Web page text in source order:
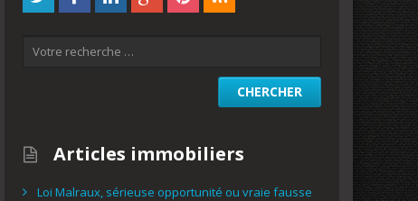
Articles immobiliers
Loi Malraux, sérieuse opportunité ou vraie fausse